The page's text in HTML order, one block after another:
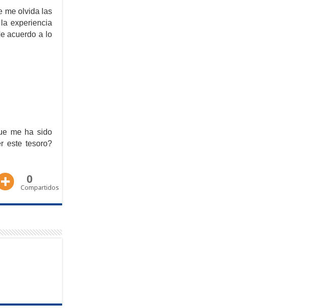
me olvida las
experiencia
acuerdo a lo
me ha sido
este tesoro?
0
Compartidos